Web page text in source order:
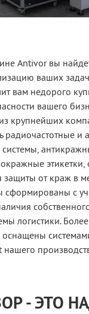
Antivor вы
ваших
вам недорого
вашего
крупнейших
радиочастотные и
этикетки,
защиты от краж в
сформированы с
логистики.
оснащены
нашего
- ЭТО